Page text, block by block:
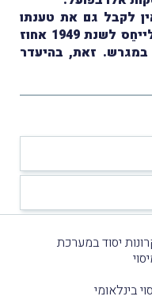
לקבל גם את טענתו
החלופית של המערער לפיה יש לייחֵס לשנת 1949 אחוז
במגרש. זאת, בהיעדר
יסוד במערכת
בינלאומי